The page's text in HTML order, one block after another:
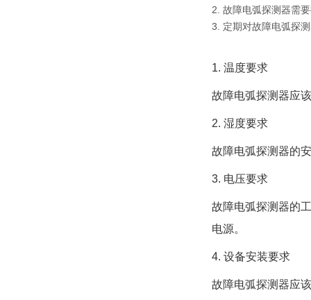
2. 故障电弧探测器需
3. 定期对故障电弧探
1. 温度要求
故障电弧探测器应
2. 湿度要求
故障电弧探测器的
3. 电压要求
故障电弧探测器的
电源。
4. 设备安装要求
故障电弧探测器应